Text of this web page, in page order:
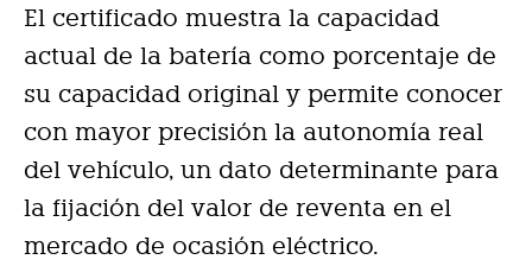
El certificado muestra la capacidad
actual de la batería como porcentaje de
su capacidad original y permite conocer
con mayor precisión la autonomía real
del vehículo, un dato determinante para
la fijación del valor de reventa en el
mercado de ocasión eléctrico.